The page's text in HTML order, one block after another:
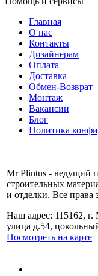
Главная
О нас
Контакты
Дизайнерам
Оплата
Доставка
Обмен-Возврат
Монтаж
Вакансии
Блог
Политика
Mr Plintus - ведущий
строительных
и отделки. Все
Наш адрес: 115162,
улица д.54,
Посмотреть на карте